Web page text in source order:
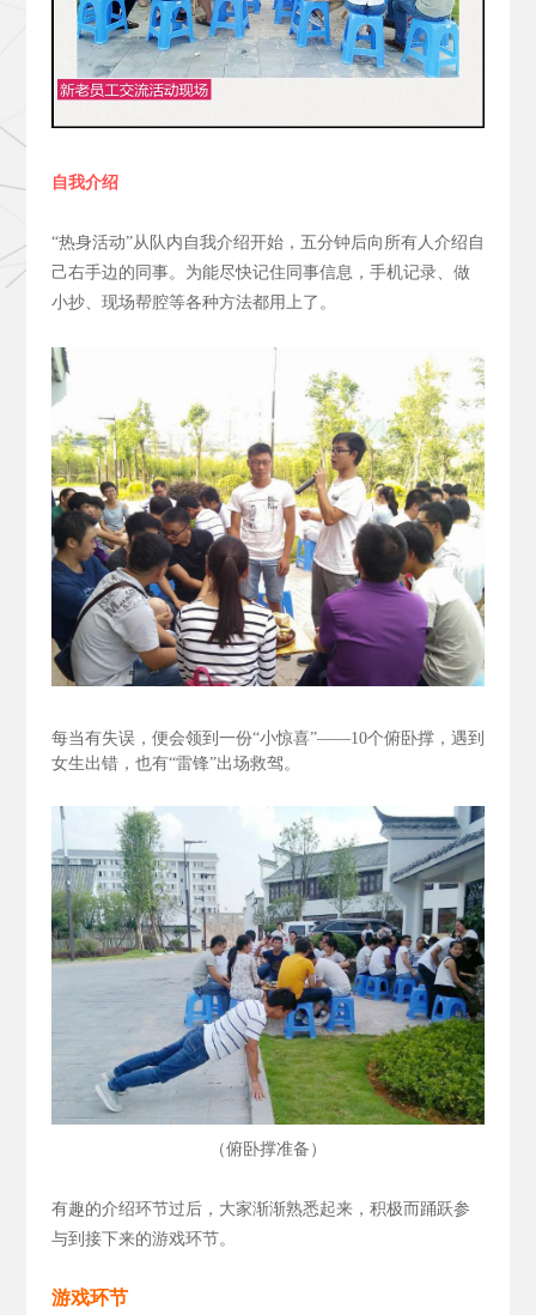
自我介绍
“热身活动”从队内自我介绍开始，五分钟后向所有人介绍自
己右手边的同事。为能尽快记住同事信息，手机记录、做
小抄、现场帮腔等各种方法都用上了。
每当有失误，便会领到一份“小惊喜”——10个俯卧撑，遇到
女生出错，也有“雷锋”出场救驾。
（俯卧撑准备 ）
有趣的介绍环节过后，大家渐渐熟悉起来，积极而踊跃参
与到接下来的游戏环节。
游戏环节